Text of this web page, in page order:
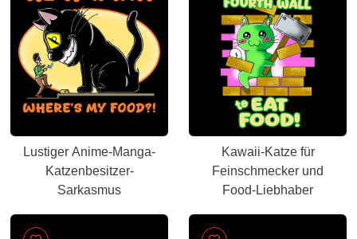
Lustiger Anime-Manga-
Katzenbesitzer-
Sarkasmus
Kawaii-Katze für
Feinschmecker und
Food-Liebhaber